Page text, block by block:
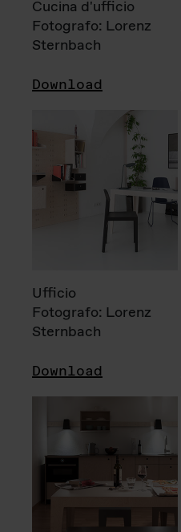
Cucina d'ufficio
Fotografo: Lorenz
Sternbach
Download
Ufficio
Fotografo: Lorenz
Sternbach
Download